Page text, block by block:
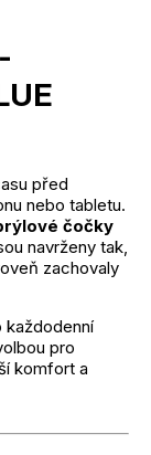
před
nebo tabletu.
čočky
navrženy tak,
zachovaly
pro
komfort a